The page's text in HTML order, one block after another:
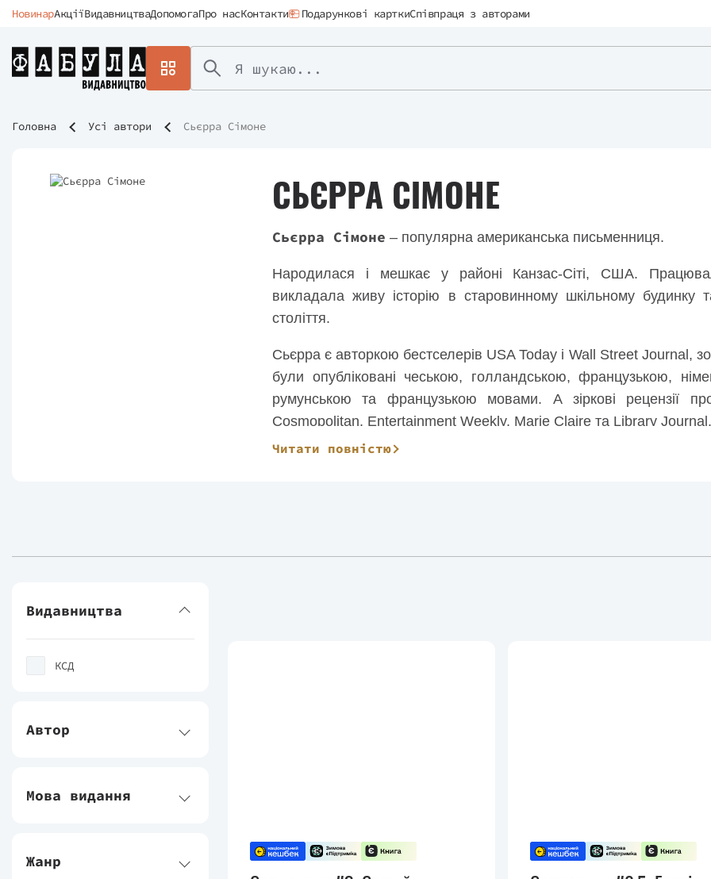
НовинарАкціїВидавництваДопомогаПро насКонтакти Подарункові карткиСпівпраця з авторами
Головна Усі автори Сьєрра Сімоне
СЬЄРРА СІМОНЕ
Сьєрра Сімоне – популярна американська письменниця.
Народилася і мешкає у районі Канзас-Сіті, США.
викладала живу історію в старовинному шкільному будинку
століття.
Сьєрра є авторкою бестселерів USA Today і Wall Street Journal,
були опубліковані чеською, голландською, французькою,
румунською та французькою мовами. А зіркові рецензії
Cosmopolitan, Entertainment Weekly, Marie Claire та Library Journal.
Читати повністю
Видавництва
КСД
Автор
Мова видання
Жанр